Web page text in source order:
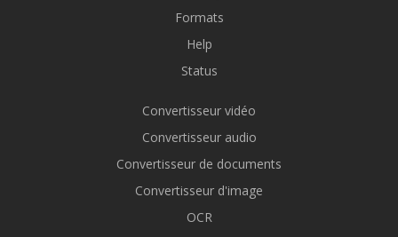
Formats
Help
Status
Convertisseur vidéo
Convertisseur audio
Convertisseur de documents
Convertisseur d'image
OCR